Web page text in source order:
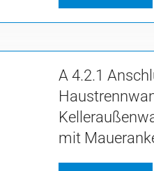
A 4.2.1
mit